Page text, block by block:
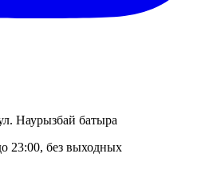
Наурызбай батыра
23:00, без выходных